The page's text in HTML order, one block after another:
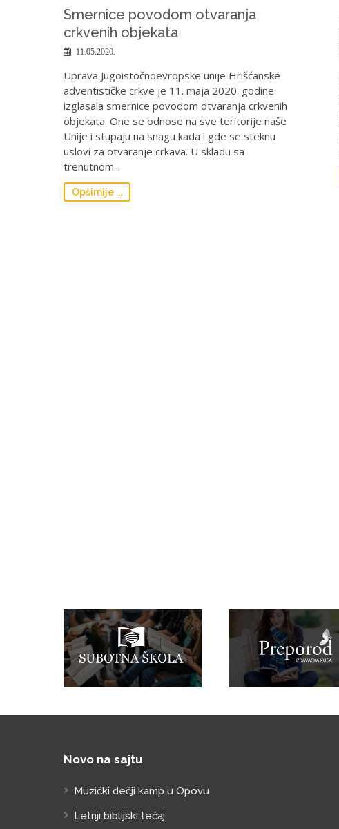
Smernice povodom otvaranja
crkvenih objekata
11.05.2020.
Uprava Jugoistočnoevropske unije Hrišćanske
adventističke crkve je 11. maja 2020. godine
izglasala smernice povodom otvaranja crkvenih
objekata. One se odnose na sve teritorije naše
Unije i stupaju na snagu kada i gde se steknu
uslovi za otvaranje crkava. U skladu sa
trenutnom...
Opširnije ...
Novo na sajtu
Muzički dečji kamp u Opovu
Letnji biblijski tečaj